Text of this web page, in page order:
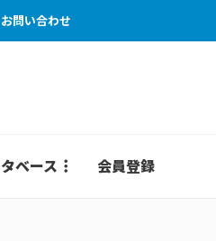
お問い合わせ
ベース 会員登録